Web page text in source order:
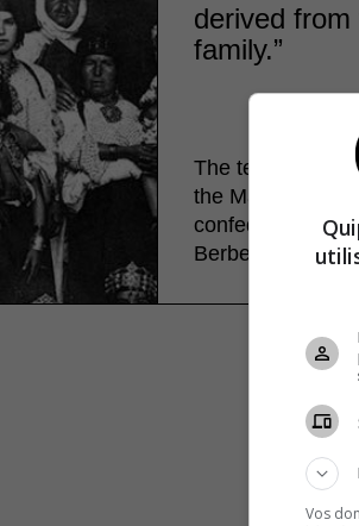
derived from
family.”
The term
the Maghreb in
confederations
Berber-speaking
Vos